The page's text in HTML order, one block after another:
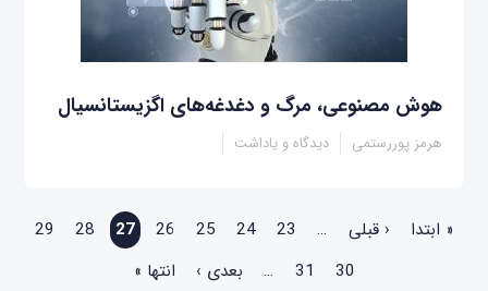
هوش مصنوعی، مرگ و دغدغه‌های اگزیستانسیال
هرمز پوررستمی دیدگاه و یاداشت
صفحه‌ها
« ابتدا ‹ قبلی …
23
24
25
26
27
28
29
30
31
… بعدی › انتها »